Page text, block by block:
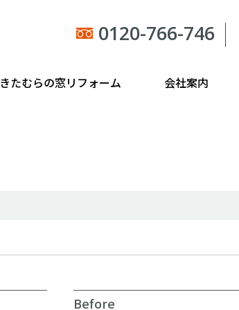
0120-766-746
きたむらの窓リフォーム 会社案内
Before